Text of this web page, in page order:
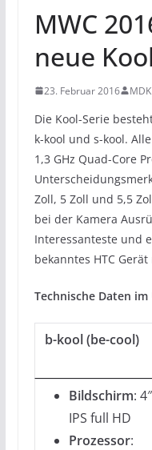
MWC
neue
23. Februar 2016 MDK
Die Kool-Serie
k-kool und s-kool.
1,3 GHz Quad-Core
Zoll, 5 Zoll und 5,5
bei der Kamera
Interessanteste und
bekanntes HTC
Technische Daten im
b-kool (be-cool)
Bildschirm: 4″
IPS full HD
Prozessor: